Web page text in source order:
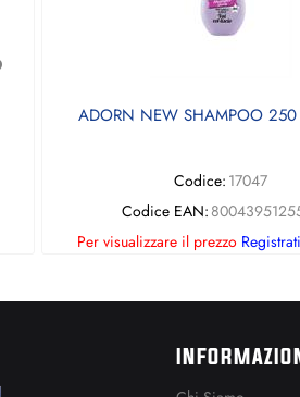
ADORN NEW SHAMPOO 250
Codice: 17047
Codice EAN:
Per visualizzare il prezzo Registrati